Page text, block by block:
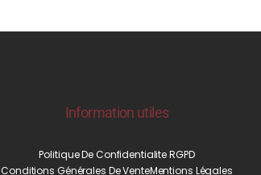
Information utiles
Politique De Confidentialite RGPD
Conditions Générales De VenteMentions Légales